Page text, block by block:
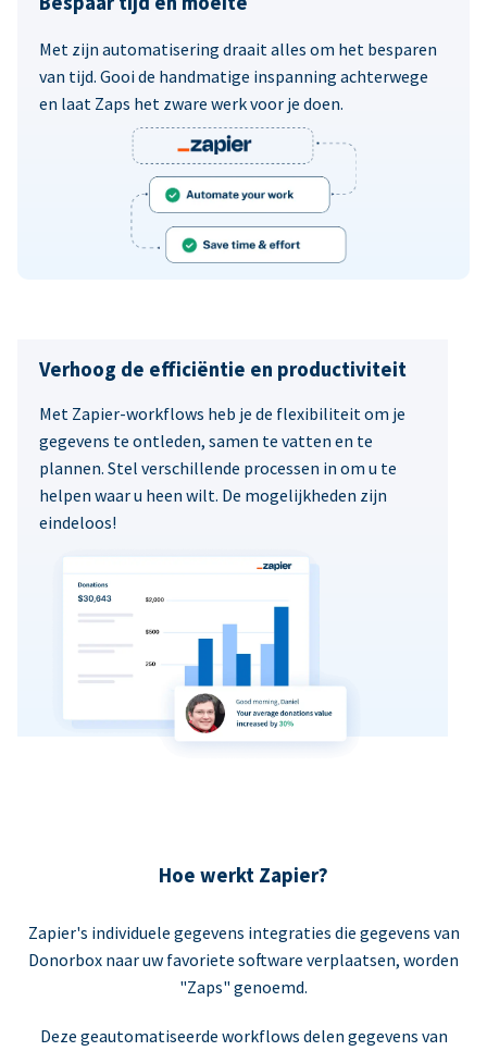
Met zijn automatisering draait alles om het besparen
van tijd. Gooi de handmatige inspanning achterwege
en laat Zaps het zware werk voor je doen.
Verhoog de efficiëntie en productiviteit
Met Zapier-workflows heb je de flexibiliteit om je
gegevens te ontleden, samen te vatten en te
plannen. Stel verschillende processen in om u te
helpen waar u heen wilt. De mogelijkheden zijn
eindeloos!
Hoe werkt Zapier?
Zapier's individuele gegevens integraties die gegevens van
Donorbox naar uw favoriete software verplaatsen, worden
"Zaps" genoemd.
Deze geautomatiseerde workflows delen gegevens van